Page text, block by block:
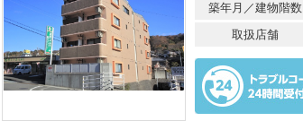
築年月／建物階数
取扱店舗